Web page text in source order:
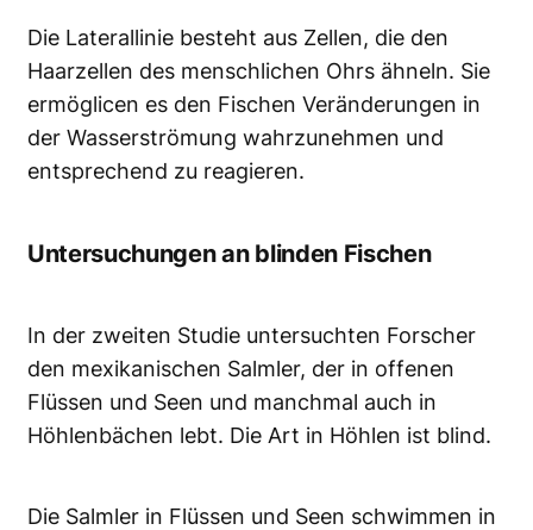
Die Laterallinie besteht aus Zellen, die den
Haarzellen des menschlichen Ohrs ähneln. Sie
ermöglicen es den Fischen Veränderungen in
der Wasserströmung wahrzunehmen und
entsprechend zu reagieren.
Untersuchungen an blinden Fischen
In der zweiten Studie untersuchten Forscher
den mexikanischen Salmler, der in offenen
Flüssen und Seen und manchmal auch in
Höhlenbächen lebt. Die Art in Höhlen ist blind.
Die Salmler in Flüssen und Seen schwimmen in